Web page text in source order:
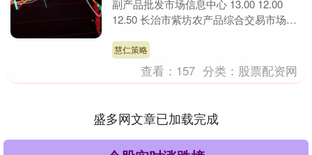
副产品批发市场信息中心 13.00 12.00
12.50 长治市紫坊农产品综合交易市场有
慧仁策略
查看： 157 分类： 股票配资网
盛多网文章已加载完成